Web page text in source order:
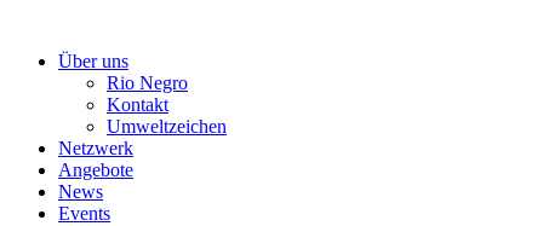
Über uns
Rio Negro
Kontakt
Umweltzeichen
Netzwerk
Angebote
News
Events